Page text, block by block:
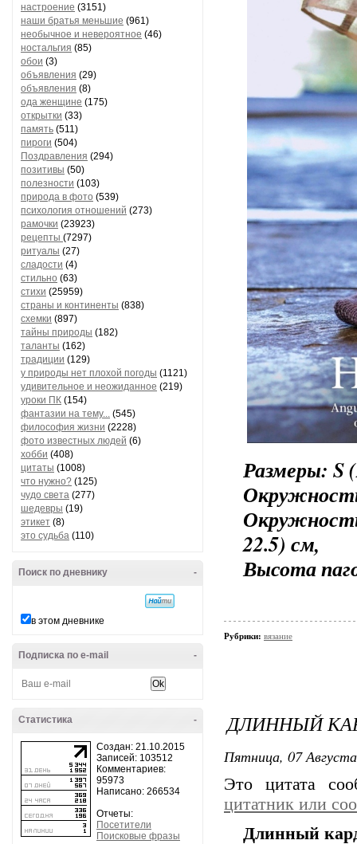
настроение (3151)
наши братья меньшие (961)
необычное и невероятное (46)
ностальгия (85)
обои (3)
объявления (29)
объявления (8)
ода женщине (175)
открытки (33)
память (511)
пироги (504)
Поздравления (294)
позитивы (50)
полезности (103)
природа в фото (539)
психология отношений (273)
рамочки (23923)
рецепты (7297)
ритуалы (27)
сладости (4)
стильно (63)
стихи (25959)
страны и континенты (838)
схемки (897)
тайны природы (182)
таланты (162)
традиции (129)
у природы нет плохой погоды (1121)
удивительное и неожиданное (219)
уроки ПК (154)
фантазии на тему... (545)
философия жизни (2228)
фото известных людей (6)
хобби (408)
цитаты (1008)
что нужно? (125)
чудо света (277)
шедевры (19)
этикет (8)
это судьба (110)
-
Поиск по дневнику
в этом дневнике
-
Подписка по e-mail
-
Статистика
Создан: 21.10.2015
Записей: 103512
Комментариев:
95973
Написано: 266534
Отчеты:
Посетители
Поисковые фразы
Размеры: S
22.5) см,
Высота
Рубрики: вязание
ДЛИННЫЙ
Пятница, 07
Это цитата
цитатник или
Длинный